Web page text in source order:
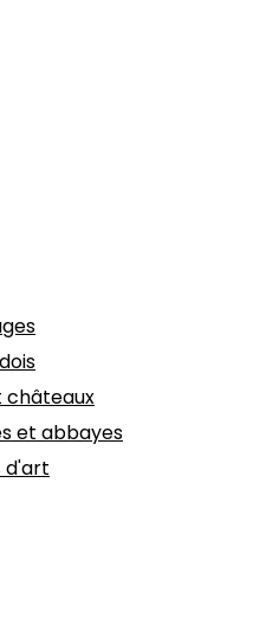
châteaux
et abbayes
d'art